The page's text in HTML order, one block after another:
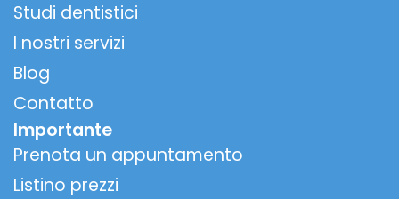
Studi dentistici
I nostri servizi
Blog
Contatto
Importante
Prenota un appuntamento
Listino prezzi